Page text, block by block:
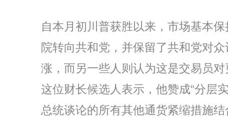
自本月初川普获胜以来，市场基本
院转向共和党，并保留了共和党对
涨，而另一些人则认为这是交易员
这位财长候选人表示，他赞成“分层
总统谈论的所有其他通货紧缩措施